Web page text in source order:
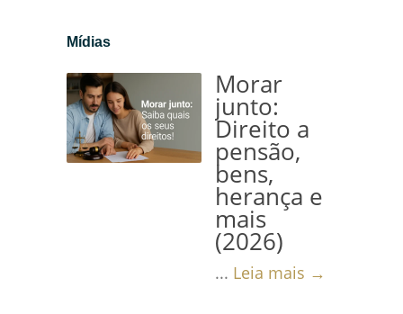
Mídias
Morar
junto:
Direito a
pensão,
bens,
herança e
mais
(2026)
... Leia mais →